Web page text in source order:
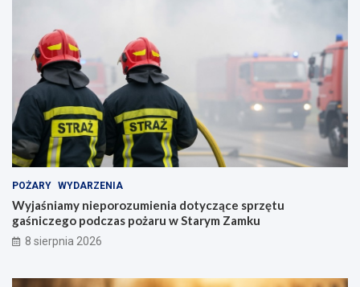
POŻARY WYDARZENIA
Wyjaśniamy nieporozumienia dotyczące sprzętu
gaśniczego podczas pożaru w Starym Zamku
8 sierpnia 2026